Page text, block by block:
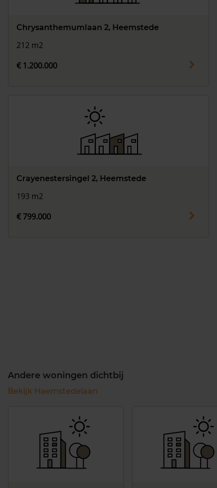
Chrysanthemumlaan 2, Heemstede
212 m2
€ 1.200.000
Crayenestersingel 2, Heemstede
193 m2
€ 799.000
Andere woningen dichtbij
Bekijk Haemstedelaan